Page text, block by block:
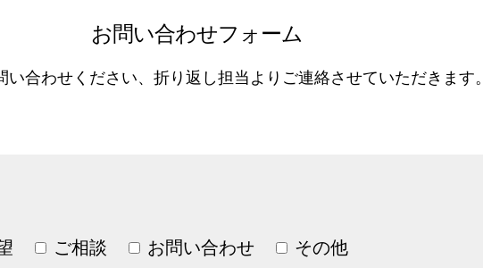
お問い合わせフォーム
い合わせください、折り返し担当よりご連絡させていただきます。
ご相談 お問い合わせ その他